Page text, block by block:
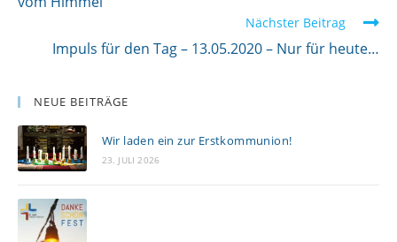
l
e
s
e
n
Nächster Beitrag
Impuls für den Tag – 13.05.2020 – Nur für heute…
NEUE BEITRÄGE
Wir laden ein zur Erstkommunion!
23. JULI 2026